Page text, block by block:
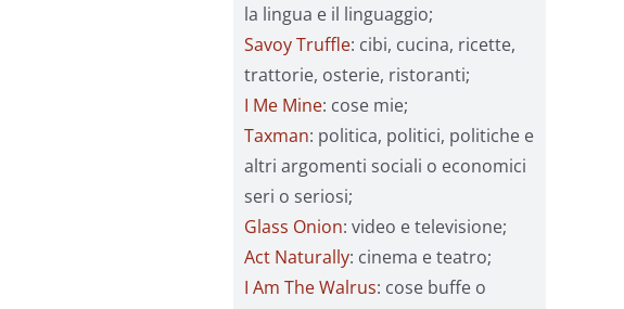
la lingua e il linguaggio;
Savoy Truffle: cibi, cucina, ricette,
trattorie, osterie, ristoranti;
I Me Mine: cose mie;
Taxman: politica, politici, politiche e
altri argomenti sociali o economici
seri o seriosi;
Glass Onion: video e televisione;
Act Naturally: cinema e teatro;
I Am The Walrus: cose buffe o